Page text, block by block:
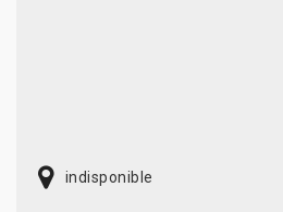
indisponible